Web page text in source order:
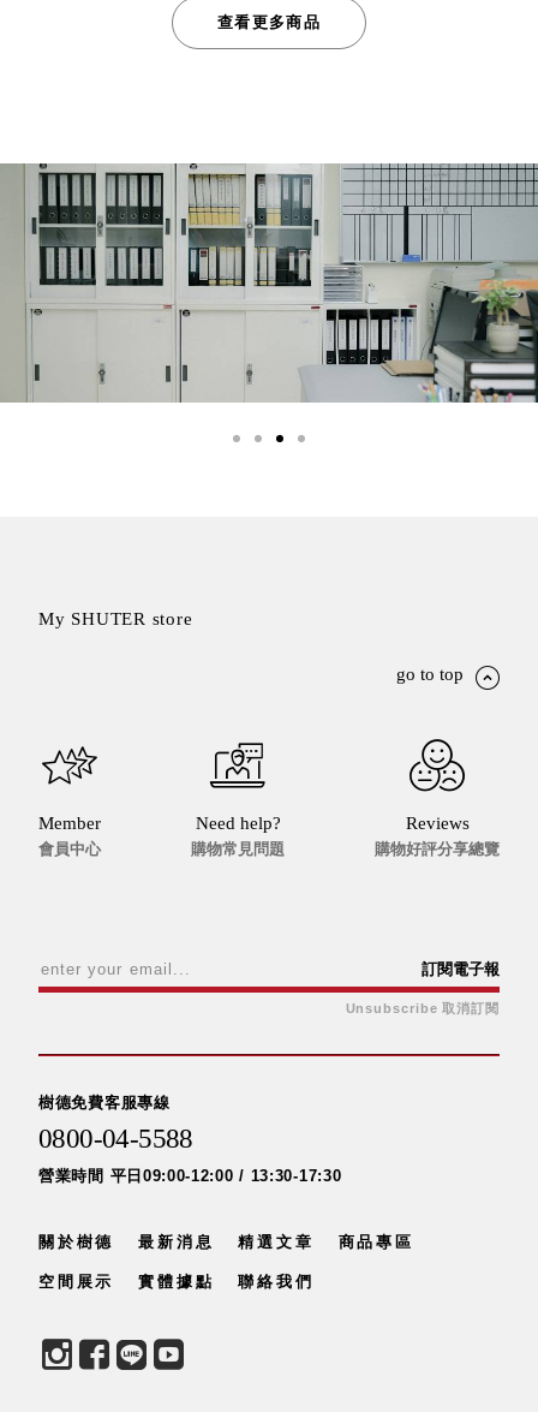
查看更多商品
My SHUTER store
go to top
Member
會員中心
Need help?
購物常見問題
Reviews
購物好評分享總覽
訂閱電子報
Unsubscribe 取消訂閱
樹德免費客服專線
0800-04-5588
營業時間 平日09:00-12:00 / 13:30-17:30
關於樹德 最新消息 精選文章 商品專區
空間展示 實體據點 聯絡我們